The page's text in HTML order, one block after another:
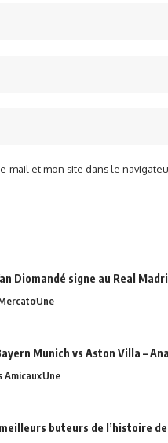
mail et mon site dans le
Diomandé signe au Real
Une
Munich vs Aston Villa –
AmicauxUne
buteurs de l’histoire